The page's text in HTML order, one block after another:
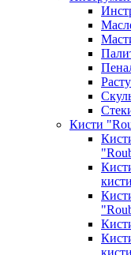
Кисти